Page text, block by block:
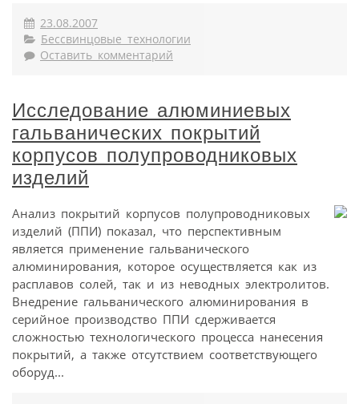
23.08.2007
Бессвинцовые технологии
Оставить комментарий
Исследование алюминиевых
гальванических покрытий
корпусов полупроводниковых
изделий
Анализ покрытий корпусов полупроводниковых
изделий (ППИ) показал, что перспективным
является применение гальванического
алюминирования, которое осуществляется как из
расплавов солей, так и из неводных электролитов.
Внедрение гальванического алюминирования в
серийное производство ППИ сдерживается
сложностью технологического процесса нанесения
покрытий, а также отсутствием соответствующего
оборуд...